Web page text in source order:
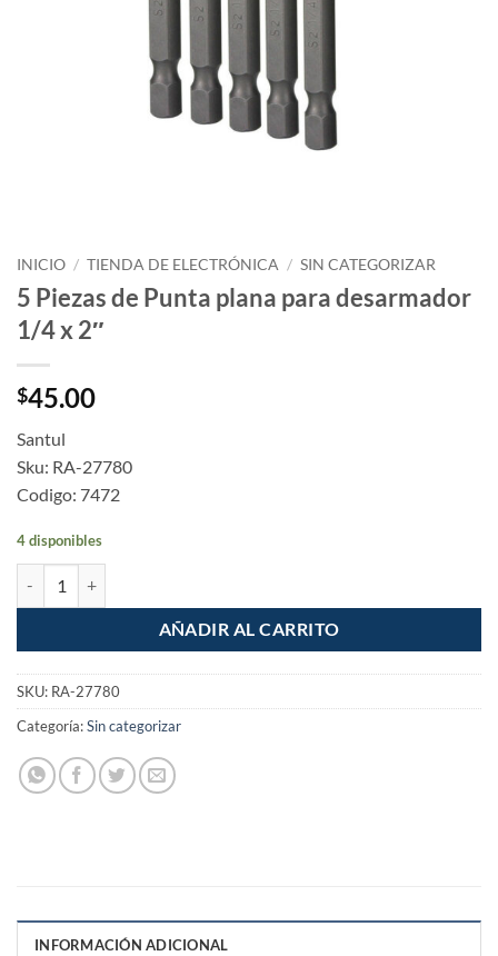
INICIO / TIENDA DE ELECTRÓNICA / SIN CATEGORIZAR
5 Piezas de Punta plana para desarmador
1/4 x 2″
$45.00
Santul
Sku: RA-27780
Codigo: 7472
4 disponibles
AÑADIR AL CARRITO
SKU: RA-27780
Categoría:Sin categorizar
INFORMACIÓN ADICIONAL